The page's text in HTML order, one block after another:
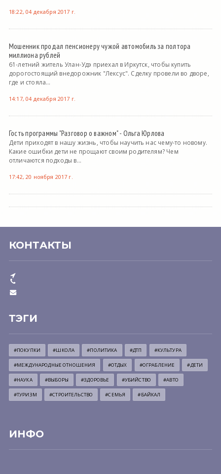
18:22, 04 декабря 2017 г.
Мошенник продал пенсионеру чужой автомобиль за полтора
миллиона рублей
61-летний житель Улан-Удэ приехал в Иркутск, чтобы купить
дорогостоящий внедорожник "Лексус". Сделку провели во дворе,
где и стояла...
14:17, 04 декабря 2017 г.
Гость программы "Разговор о важном" - Ольга Юрлова
Дети приходят в нашу жизнь, чтобы научить нас чему-то новому.
Какие ошибки дети не прощают своим родителям? Чем
отличаются подходы в...
17:42, 20 ноября 2017 г.
КОНТАКТЫ
ТЭГИ
#ПОКУПКИ #ШКОЛА #ПОЛИТИКА #ДТП #КУЛЬТУРА
#МЕЖДУНАРОДНЫЕ ОТНОШЕНИЯ #ОТДЫХ #ОГРАБЛЕНИЕ #ДЕТИ
#НАУКА #ВЫБОРЫ #ЗДОРОВЬЕ #УБИЙСТВО #АВТО
#ТУРИЗМ #СТРОИТЕЛЬСТВО #СЕМЬЯ #БАЙКАЛ
ИНФО